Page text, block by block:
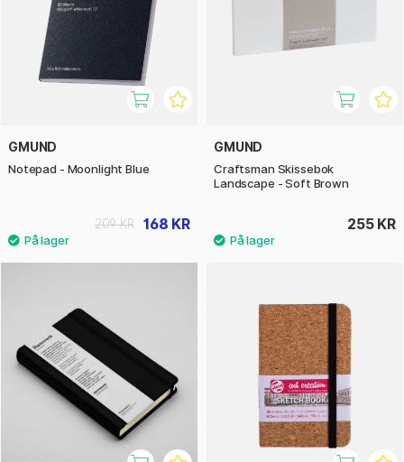
GMUND
Notepad - Moonlight Blue
168 KR
209 KR
GMUND
Craftsman Skissebok
Landscape - Soft Brown
255 KR